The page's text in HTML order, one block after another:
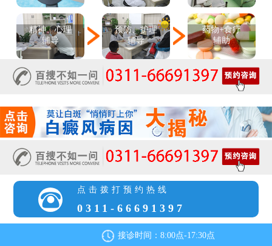
精神、心理
辅导
预防、护理
辅导
药物+食疗
辅助
点击拨打预约热线
0311-66691397
接诊时间：8:00点-17:30点